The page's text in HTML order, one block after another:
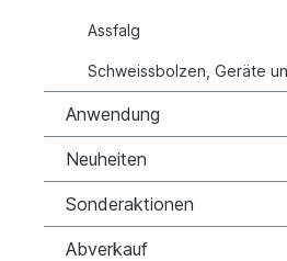
Assfalg
Schweissbolzen, Geräte
Anwendung
Neuheiten
Sonderaktionen
Abverkauf